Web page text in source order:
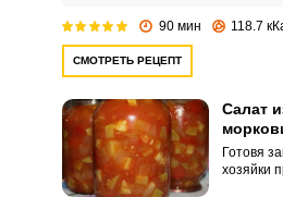
90 мин 118.7
СМОТРЕТЬ РЕЦЕПТ
Салат
Готовя
хозяйки